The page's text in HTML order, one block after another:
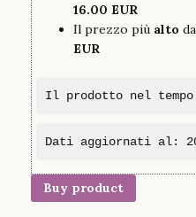
16.00 EUR
Il prezzo più alto
EUR
Il prodotto nel tempo
Dati aggiornati al:
Buy product